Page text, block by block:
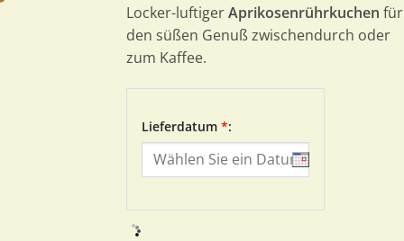
Locker-luftigerAprikosenrührkuchen für
den süßen Genuß zwischendurch oder
zum Kaffee.
Lieferdatum *: